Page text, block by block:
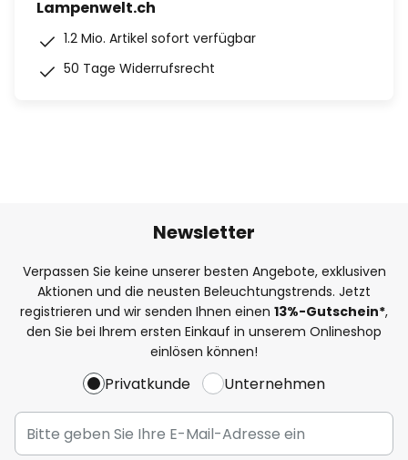
Lampenwelt.ch
1.2 Mio. Artikel sofort verfügbar
50 Tage Widerrufsrecht
Newsletter
Verpassen Sie keine unserer besten Angebote, exklusiven
Aktionen und die neusten Beleuchtungstrends. Jetzt
registrieren und wir senden Ihnen einen 13%-Gutschein*,
den Sie bei Ihrem ersten Einkauf in unserem Onlineshop
einlösen können!
Privatkunde Unternehmen